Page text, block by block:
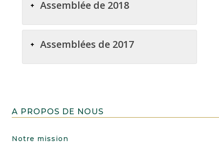
Assemblée de 2018
Assemblées de 2017
A PROPOS DE NOUS
Notre mission